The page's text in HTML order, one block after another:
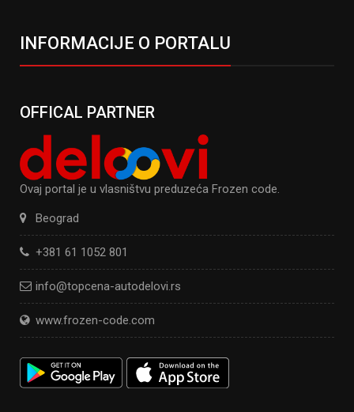
INFORMACIJE O PORTALU
OFFICAL PARTNER
Ovaj portal je u vlasništvu preduzeća Frozen code.
Beograd
+381 61 1052 801
info@topcena-autodelovi.rs
www.frozen-code.com